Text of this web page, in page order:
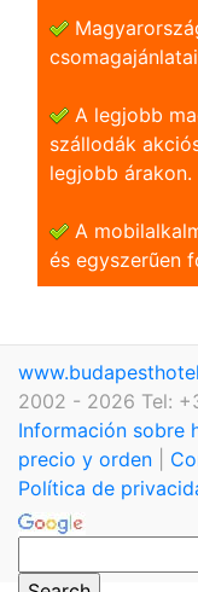
A legjobb
szállodák
legjobb árakon.
A
és egyszerũen
2002 - 2026 Tel:
Información sobre
precio y orden
Política de